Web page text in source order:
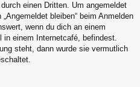
einen Dritten. Um angemeldet
bleiben“ beim Anmelden
wenn du dich an einem
in einem Internetcafé, befindest.
steht, dann wurde sie vermutlich